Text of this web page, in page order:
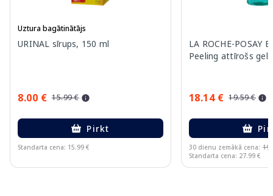
Uztura bagātinātājs
URINAL sīrups, 150 ml
8.00 € 15.99 €
Pirkt
Standarta cena: 15.99 €
LA ROCHE-POSAY
Peeling attīrošs
18.14 € 19.59 €
30 dienu zemākā cena:
Standarta cena: 27.99 €